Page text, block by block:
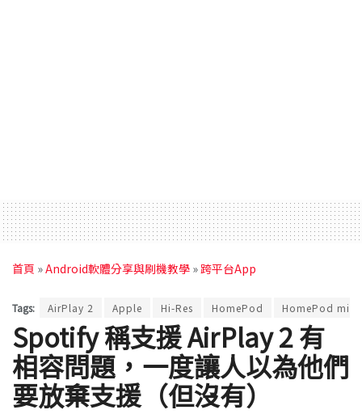
首頁 »Android軟體分享與刷機教學 »跨平台App
Tags: AirPlay 2 Apple Hi-Res HomePod HomePod mini
Spotify 稱支援 AirPlay 2 有
相容問題，一度讓人以為他們
要放棄支援（但沒有）